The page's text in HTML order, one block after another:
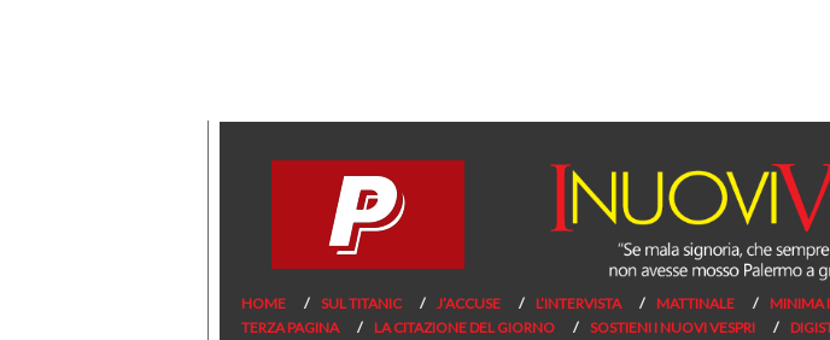
HOME SUL TITANIC J’ACCUSE L’INTERVISTA MATTINALE MINIMA
TERZA PAGINA
LA CITAZIONE DEL GIORNO SOSTIENI I NUOVI VESPRI